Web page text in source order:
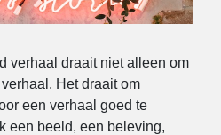
verhaal draait niet alleen om
Het draait om
een verhaal goed te
een beeld, een beleving,